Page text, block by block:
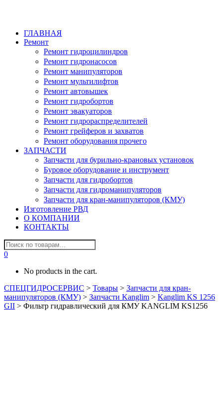
ГЛАВНАЯ
Ремонт
Ремонт гидроцилиндров
Ремонт гидронасосов
Ремонт манипуляторов
Ремонт мультилифтов
Ремонт автовышек
Ремонт гидробортов
Ремонт эвакуаторов
Ремонт гидрораспределителей
Ремонт грейферов и захватов
Ремонт оборудования прочего
ЗАПЧАСТИ
Запчасти для бурильно-крановых установок
Буровое оборудование и инструмент
Запчасти для гидробортов
Запчасти для гидроманипуляторов
Запчасти для кран-манипуляторов (КМУ)
Изготовление РВД
О КОМПАНИИ
КОНТАКТЫ
0
No products in the cart.
СПЕЦГИДРОСЕРВИС > Товары > Запчасти для кран-
манипуляторов (КМУ) > Запчасти Kanglim > Kanglim KS 1256
GII > Фильтр гидравлический для КМУ KANGLIM KS1256